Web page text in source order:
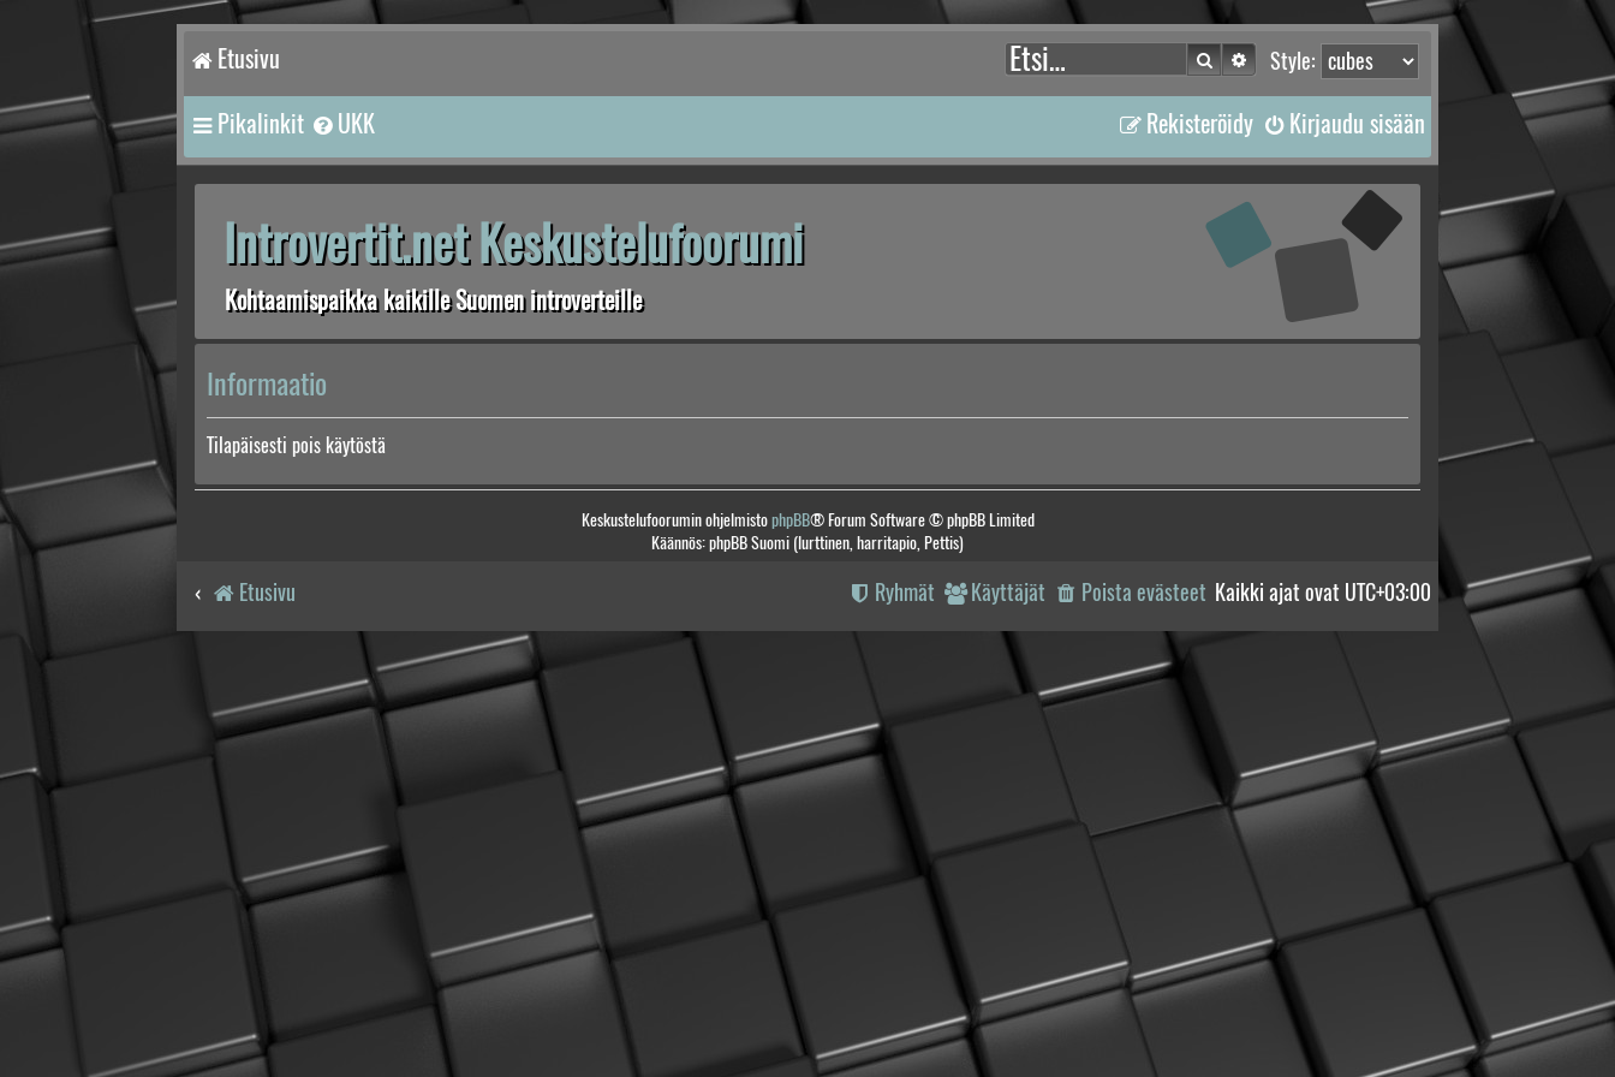
Etusivu Style:
Etsi Tarkennettu haku
Pikalinkit UKK Kirjaudu sisään
Rekisteröidy
Introvertit.net Keskustelufoorumi
Kohtaamispaikka kaikille Suomen introverteille
Informaatio
Tilapäisesti pois käytöstä
Keskustelufoorumin ohjelmistophpBB® Forum Software © phpBB Limited
Käännös: phpBB Suomi (lurttinen, harritapio, Pettis)
Etusivu Kaikki ajat ovat UTC+03:00
Poista evästeet
Käyttäjät
Ryhmät